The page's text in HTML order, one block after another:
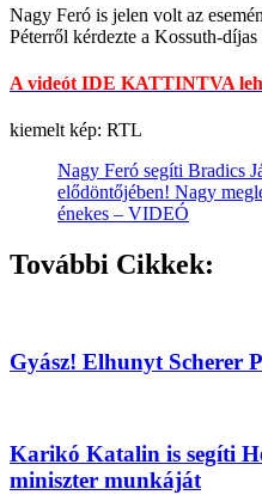
Nagy Feró is jelen volt az
Péterről kérdezte a Kossuth-díjas
A videót IDE KATTINTVA
kiemelt kép: RTL
Nagy Feró segíti Bradics
elődöntőjében! Nagy
énekes – VIDEÓ
További Cikkek:
Gyász! Elhunyt Scherer
Karikó Katalin is segíti
miniszter munkáját